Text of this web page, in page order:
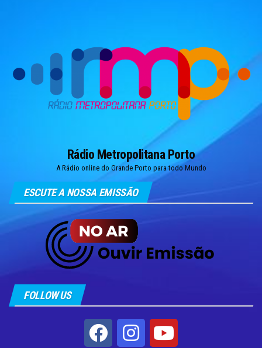
Rádio Metropolitana Porto
A Rádio online do Grande Porto para todo Mundo
ESCUTE A NOSSA EMISSÃO
FOLLOW US